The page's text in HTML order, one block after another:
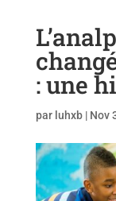
: une
par luhxb| Nov